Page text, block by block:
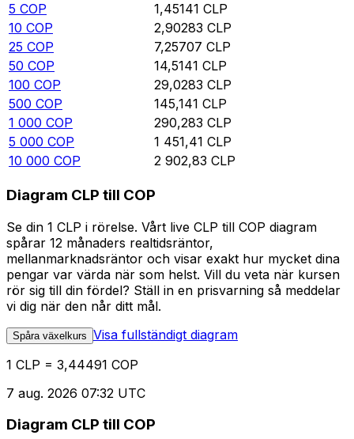
5 COP 1,45141 CLP
10 COP 2,90283 CLP
25 COP 7,25707 CLP
50 COP 14,5141 CLP
100 COP 29,0283 CLP
500 COP 145,141 CLP
1 000 COP 290,283 CLP
5 000 COP 1 451,41 CLP
10 000 COP 2 902,83 CLP
Diagram CLP till COP
Se din 1 CLP i rörelse. Vårt live CLP till COP diagram
spårar 12 månaders realtidsräntor,
mellanmarknadsräntor och visar exakt hur mycket dina
pengar var värda när som helst. Vill du veta när kursen
rör sig till din fördel? Ställ in en prisvarning så meddelar
vi dig när den når ditt mål.
Spåra växelkurs Visa fullständigt diagram
1 CLP = 3,44491 COP
7 aug. 2026 07:32 UTC
Diagram CLP till COP